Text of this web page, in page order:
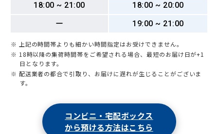
18:00 ~ 21:00
18:00 ~ 20:00
ー
19:00 ~ 21:00
※ 上記の時間帯よりも細かい時間指定はお受けできません。
※ 18時以降の集荷時間帯をご希望される場合、最短のお届け日が+1
日となります。
※ 配送業者の都合で引取り、お届けに遅れが生じることがございま
す。
コンビニ・宅配ボックス
から預ける方法はこちら